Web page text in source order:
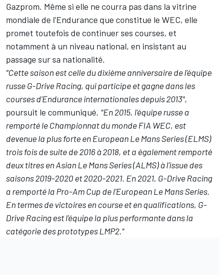
Gazprom. Même si elle ne courra pas dans la vitrine
mondiale de l'Endurance que constitue le WEC, elle
promet toutefois de continuer ses courses, et
notamment à un niveau national, en insistant au
passage sur sa nationalité.
"Cette saison est celle du dixième anniversaire de l'équipe
russe G-Drive Racing, qui participe et gagne dans les
courses d'Endurance internationales depuis 2013",
poursuit le communiqué. "En 2015, l'équipe russe a
remporté le Championnat du monde FIA WEC, est
devenue la plus forte en European Le Mans Series (ELMS)
trois fois de suite de 2016 à 2018, et a également remporté
deux titres en Asian Le Mans Series (ALMS) à l'issue des
saisons 2019-2020 et 2020-2021. En 2021, G-Drive Racing
a remporté la Pro-Am Cup de l'European Le Mans Series.
En termes de victoires en course et en qualifications, G-
Drive Racing est l'équipe la plus performante dans la
catégorie des prototypes LMP2."